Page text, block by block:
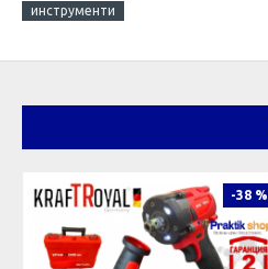
инструменти
-38 %